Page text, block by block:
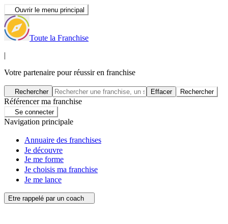
Ouvrir le menu principal
Toute la Franchise
|
Votre partenaire pour réussir en franchise
Rechercher Effacer Rechercher
Référencer ma franchise
Se connecter
Navigation principale
Annuaire des franchises
Je découvre
Je me forme
Je choisis ma franchise
Je me lance
Etre rappelé par un coach